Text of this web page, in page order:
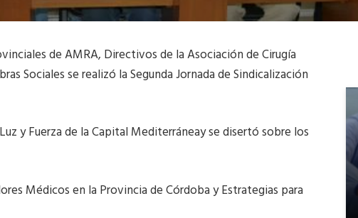
de AMRA, Directivos de la Asociación de Cirugía
Sociales se realizó la Segunda Jornada de Sindicalización
y Fuerza de la Capital Mediterráneay se disertó sobre los
Médicos en la Provincia de Córdoba y Estrategias para